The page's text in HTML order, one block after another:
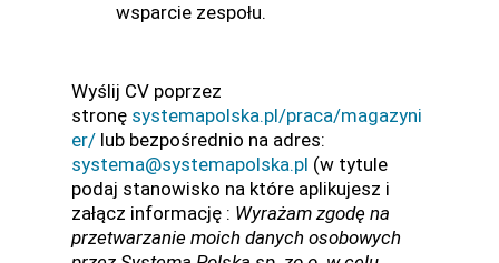
wsparcie zespołu.
Wyślij CV poprzez
stronę systemapolska.pl/praca/magazyni
er/ lub bezpośrednio na adres:
systema@systemapolska.pl (w tytule
podaj stanowisko na które aplikujesz i
załącz informację : Wyrażam zgodę na
przetwarzanie moich danych osobowych